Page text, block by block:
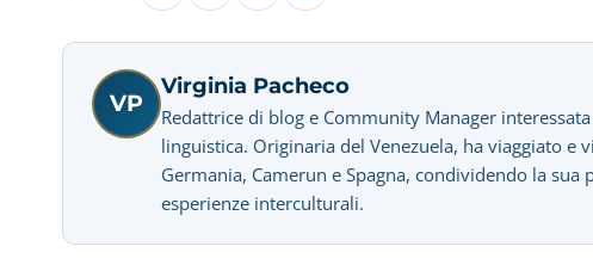
VP
Virginia Pacheco
Redattrice di blog e Community Manager
linguistica. Originaria del Venezuela, ha viaggiato e
Germania, Camerun e Spagna, condividendo la sua
esperienze interculturali.